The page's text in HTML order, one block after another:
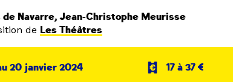
de Navarre, Jean-Christophe Meurisse
de Les Théâtres
20 janvier 2024
17 à 37 €